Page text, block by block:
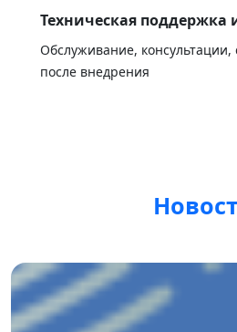
Техническая поддержка
Обслуживание,
после внедрения